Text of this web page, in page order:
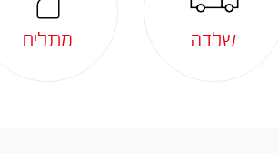
שלדה מתלים